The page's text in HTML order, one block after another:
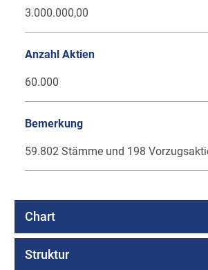
3.000.000,00
Anzahl Aktien
60.000
Bemerkung
59.802 Stämme und 198
Chart
Struktur